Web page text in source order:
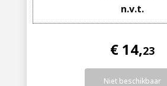
n.v.t.
€ 14,23
Niet beschikbaar